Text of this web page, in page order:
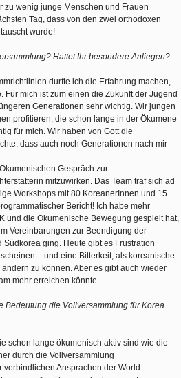
zu wenig junge Menschen und Frauen
Tag, dass von den zwei orthodoxen
wurde!
Hattet Ihr besondere Anliegen?
durfte ich die Erfahrung machen,
mich ist zum einen die Zukunft der Jugend
Generationen sehr wichtig. Wir jungen
profitieren, die schon lange in der Ökumene
für mich. Wir haben von Gott die
dass auch noch Generationen nach mir
Gespräch zur
mitzuwirken. Das Team traf sich ad
Workshops mit 80 KoreanerInnen und 15
Bericht! Ich habe mehr
und die Ökumenische Bewegung gespielt hat,
Vereinbarungen zur Beendigung der
ging. Heute gibt es Frustration
– und eine Bitterkeit, als koreanische
zu können. Aber es gibt auch wieder
mehr erreichen könnte.
Bedeutung die Vollversammlung für Korea
schon lange ökumenisch aktiv sind wie die
durch die Vollversammlung
Ansprachen der World